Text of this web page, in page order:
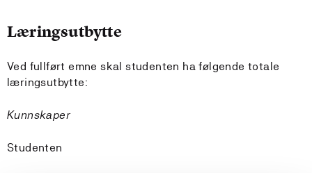
Læringsutbytte
Ved fullført emne skal studenten ha følgende totale
læringsutbytte:
Kunnskaper
Studenten